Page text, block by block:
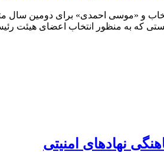
و «موسی احمدی» برای دومین سال
نهادهای امنیتی